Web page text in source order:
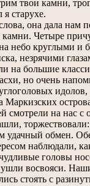
твои камни,
я старухе.
она дала нам
камни. Четыре
небо круглыми и
незрячими
на большие
но очень
идолов,
Маркизских
смотрели на нас с
торжествовали:
удачный обмен.
наблюдали,
головы
ушли восвояси.
стоять с